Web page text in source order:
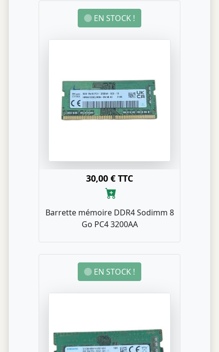
EN STOCK !
30,00 € TTC
Barrette mémoire DDR4 Sodimm 8
Go PC4 3200AA
EN STOCK !